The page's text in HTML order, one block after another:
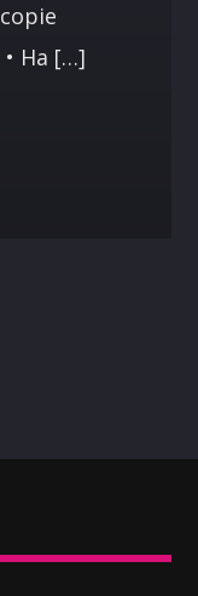
Ha […]